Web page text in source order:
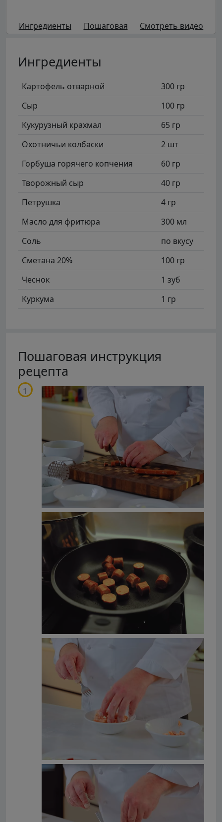
Ингредиенты Пошаговая Смотреть видео
Ингредиенты
Картофель отварной
300 гр
Сыр
100 гр
Кукурузный крахмал
65 гр
Охотничьи колбаски
2 шт
Горбуша горячего копчения
60 гр
Творожный сыр
40 гр
Петрушка
4 гр
Масло для фритюра
300 мл
Соль
по вкусу
Сметана 20%
100 гр
Чеснок
1 зуб
Куркума
1 гр
Пошаговая инструкция
рецепта